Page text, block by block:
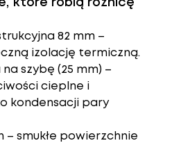
które robią różnicę
82 mm –
izolację termiczną.
szybę (25 mm) –
cieplne i
kondensacji pary
– smukłe powierzchnie